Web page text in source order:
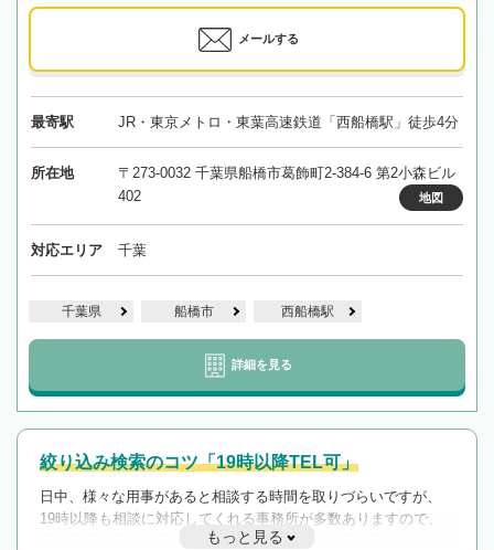
メールする
最寄駅 JR・東京メトロ・東葉高速鉄道「西船橋駅」徒歩4分
所在地
〒273-0032 千葉県船橋市葛飾町2-384-6 第2小森ビル
402
地図
対応エリア 千葉
千葉県 船橋市 西船橋駅
詳細を見る
絞り込み検索のコツ「19時以降TEL可」
日中、様々な用事があると相談する時間を取りづらいですが、
19時以降も相談に対応してくれる事務所が多数ありますので、
遅い時間の相談が増えそうな場合はそのような事務所に絞り込
もっと見る